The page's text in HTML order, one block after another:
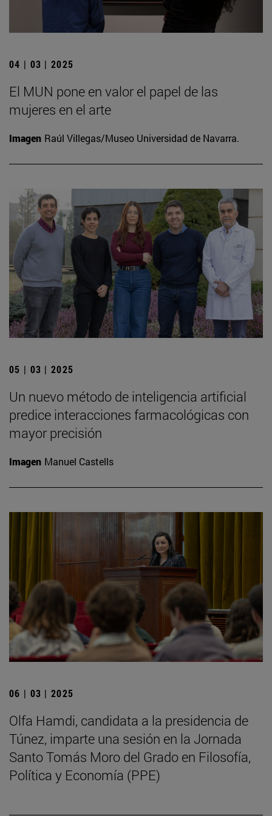
04 | 03 | 2025
El MUN pone en valor el papel de las
mujeres en el arte
Imagen Raúl Villegas/Museo Universidad de Navarra.
05 | 03 | 2025
Un nuevo método de inteligencia artificial
predice interacciones farmacológicas con
mayor precisión
Imagen Manuel Castells
06 | 03 | 2025
Olfa Hamdi, candidata a la presidencia de
Túnez, imparte una sesión en la Jornada
Santo Tomás Moro del Grado en Filosofía,
Política y Economía (PPE)